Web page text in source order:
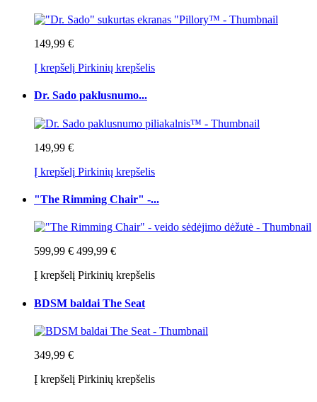
149,99 €
Į krepšelį Pirkinių krepšelis
Dr. Sado paklusnumo...
149,99 €
Į krepšelį Pirkinių krepšelis
"The Rimming Chair" -...
599,99 € 499,99 €
Į krepšelį Pirkinių krepšelis
BDSM baldai The Seat
349,99 €
Į krepšelį Pirkinių krepšelis